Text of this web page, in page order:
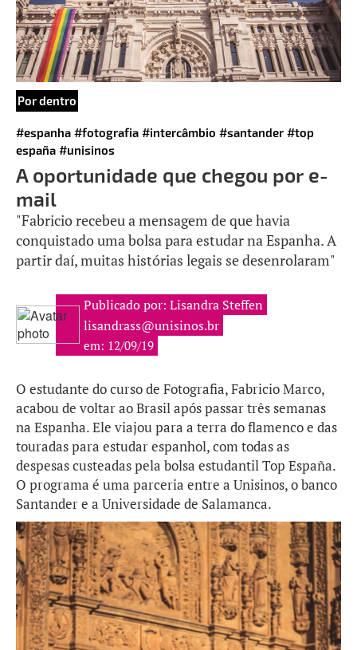
Por dentro
#espanha #fotografia #intercâmbio #santander #top
españa #unisinos
A oportunidade que chegou por e-
mail
"Fabricio recebeu a mensagem de que havia
conquistado uma bolsa para estudar na Espanha. A
partir daí, muitas histórias legais se desenrolaram"
Publicado por: Lisandra Steffen
lisandrass@unisinos.br
em: 12/09/19
O estudante do curso de Fotografia, Fabricio Marco,
acabou de voltar ao Brasil após passar três semanas
na Espanha. Ele viajou para a terra do flamenco e das
touradas para estudar espanhol, com todas as
despesas custeadas pela bolsa estudantil Top España.
O programa é uma parceria entre a Unisinos, o banco
Santander e a Universidade de Salamanca.